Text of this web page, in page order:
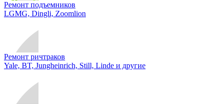
Ремонт подъемников
LGMG, Dingli, Zoomlion
Ремонт ричтраков
Yale, BT, Jungheinrich, Still, Linde и другие